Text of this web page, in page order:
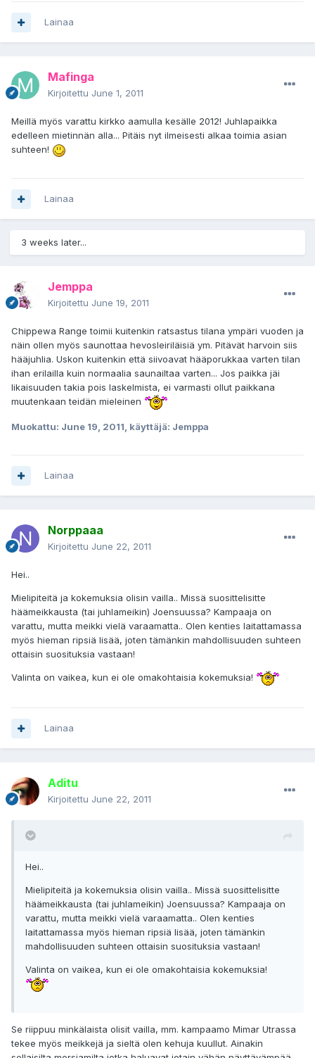
Lainaa
Mafinga
Kirjoitettu June 1, 2011
Meillä myös varattu kirkko aamulla kesälle 2012! Juhlapaikka
edelleen mietinnän alla... Pitäis nyt ilmeisesti alkaa toimia asian
suhteen!
Lainaa
3 weeks later...
Jemppa
Kirjoitettu June 19, 2011
Chippewa Range toimii kuitenkin ratsastus tilana ympäri vuoden ja
näin ollen myös saunottaa hevosleiriläisiä ym. Pitävät harvoin siis
hääjuhlia. Uskon kuitenkin että siivoavat hääporukkaa varten tilan
ihan erilailla kuin normaalia saunailtaa varten... Jos paikka jäi
likaisuuden takia pois laskelmista, ei varmasti ollut paikkana
muutenkaan teidän mieleinen
Muokattu: June 19, 2011, käyttäjä: Jemppa
Lainaa
Norppaaa
Kirjoitettu June 22, 2011
Hei..
Mielipiteitä ja kokemuksia olisin vailla.. Missä suosittelisitte
häämeikkausta (tai juhlameikin) Joensuussa? Kampaaja on
varattu, mutta meikki vielä varaamatta.. Olen kenties laitattamassa
myös hieman ripsiä lisää, joten tämänkin mahdollisuuden suhteen
ottaisin suosituksia vastaan!
Valinta on vaikea, kun ei ole omakohtaisia kokemuksia!
Lainaa
Aditu
Kirjoitettu June 22, 2011
Hei..
Mielipiteitä ja kokemuksia olisin vailla.. Missä suosittelisitte
häämeikkausta (tai juhlameikin) Joensuussa? Kampaaja on
varattu, mutta meikki vielä varaamatta.. Olen kenties
laitattamassa myös hieman ripsiä lisää, joten tämänkin
mahdollisuuden suhteen ottaisin suosituksia vastaan!
Valinta on vaikea, kun ei ole omakohtaisia kokemuksia!
Se riippuu minkälaista olisit vailla, mm. kampaamo Mimar Utrassa
tekee myös meikkejä ja sieltä olen kehuja kuullut. Ainakin